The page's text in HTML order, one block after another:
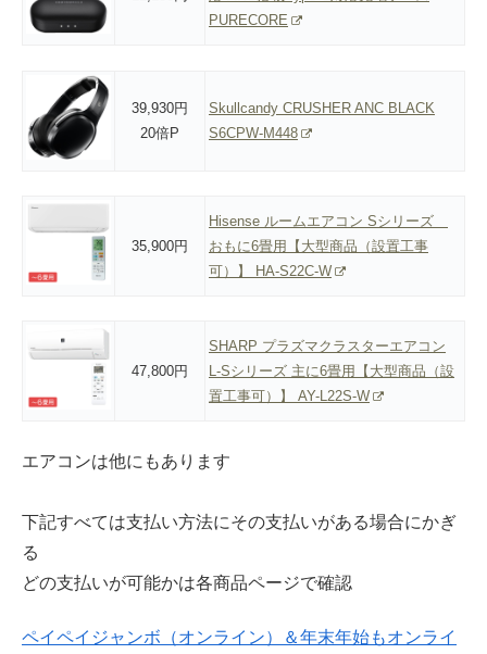
PURECORE
39,930円
20倍P
Skullcandy CRUSHER ANC BLACK
S6CPW-M448
35,900円
Hisense ルームエアコン Sシリーズ
おもに6畳用【大型商品（設置工事
可）】 HA-S22C-W
47,800円
SHARP プラズマクラスターエアコン
L-Sシリーズ 主に6畳用【大型商品（設
置工事可）】 AY-L22S-W
エアコンは他にもあります
下記すべては支払い方法にその支払いがある場合にかぎ
る
どの支払いが可能かは各商品ページで確認
ペイペイジャンボ（オンライン）＆年末年始もオンライ